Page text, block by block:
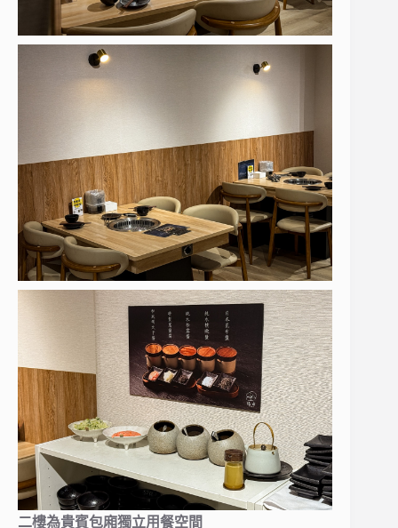
二樓為貴賓包廂獨立用餐空間